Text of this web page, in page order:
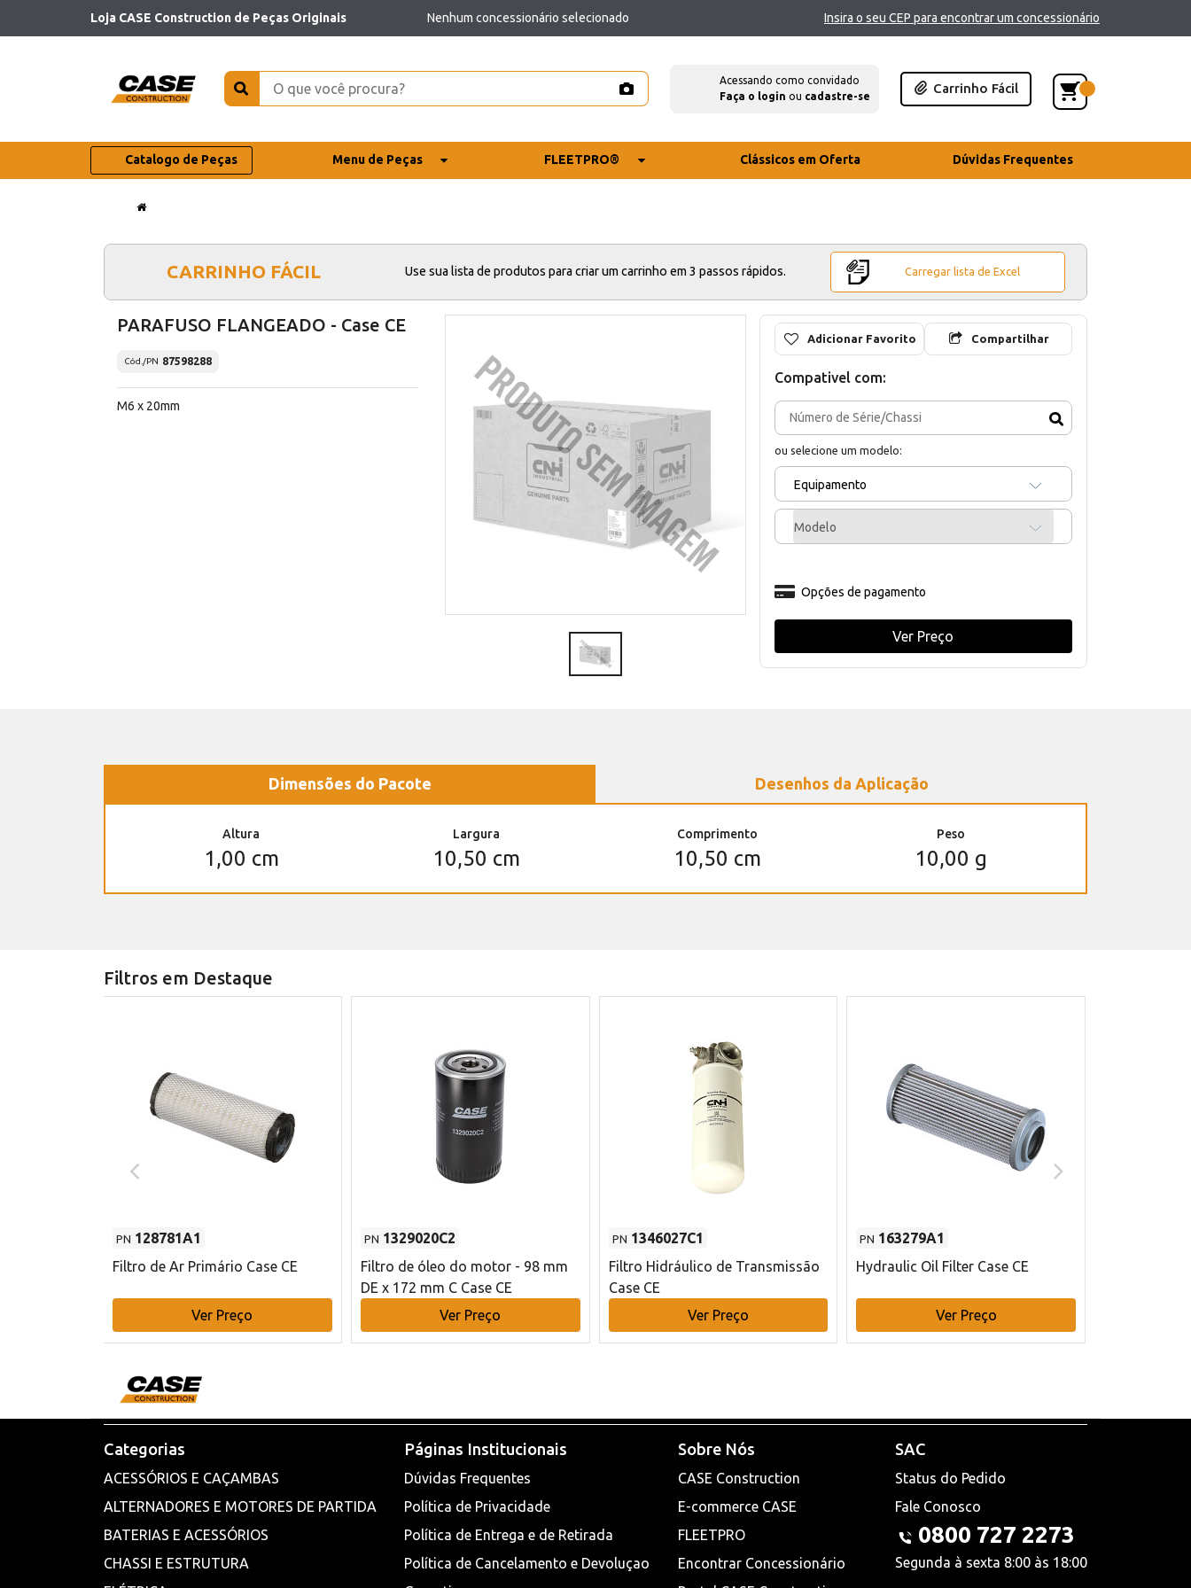
Loja CASE Construction de Peças Originais Nenhum concessionário selecionado Insira o seu CEP para encontrar um concessionário
Acessando como convidado
Faça o login ou cadastre-se
Carrinho Fácil
Catalogo de Peças Menu de Peças FLEETPRO® Clássicos em Oferta Dúvidas Frequentes
CARRINHO FÁCIL Use sua lista de produtos para criar um carrinho em 3 passos rápidos. Carregar lista de Excel
PARAFUSO FLANGEADO - Case CE
Cód./PN 87598288
M6 x 20mm
Adicionar Favorito Compartilhar
Compativel com:
ou selecione um modelo:
Equipamento
Modelo
Opções de pagamento
Ver Preço
Dimensões do Pacote Desenhos da Aplicação
Altura
1,00 cm
Largura
10,50 cm
Comprimento
10,50 cm
Peso
10,00 g
Filtros em Destaque
PN 128781A1
Filtro de Ar Primário Case CE
Ver Preço
PN 1329020C2
Filtro de óleo do motor - 98 mm
DE x 172 mm C Case CE
Ver Preço
PN 1346027C1
Filtro Hidráulico de Transmissão
Case CE
Ver Preço
PN 163279A1
Hydraulic Oil Filter Case CE
Ver Preço
Categorias
ACESSÓRIOS E CAÇAMBAS
ALTERNADORES E MOTORES DE PARTIDA
BATERIAS E ACESSÓRIOS
CHASSI E ESTRUTURA
Páginas Institucionais
Dúvidas Frequentes
Política de Privacidade
Política de Entrega e de Retirada
Política de Cancelamento e Devoluçao
Sobre Nós
CASE Construction
E-commerce CASE
FLEETPRO
Encontrar Concessionário
SAC
Status do Pedido
Fale Conosco
0800 727 2273
Segunda à sexta 8:00 às 18:00